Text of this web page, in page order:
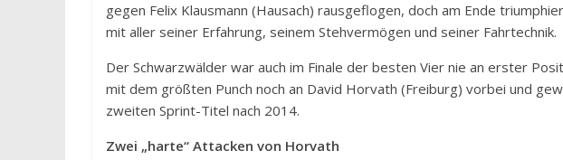
gegen Felix Klausmann (Hausach) rausgeflogen, doch am Ende
mit aller seiner Erfahrung, seinem Stehvermögen und seiner Fahrtechnik.
Der Schwarzwälder war auch im Finale der besten Vier nie an erster
mit dem größten Punch noch an David Horvath (Freiburg) vorbei und
zweiten Sprint-Titel nach 2014.
Zwei „harte“ Attacken von Horvath